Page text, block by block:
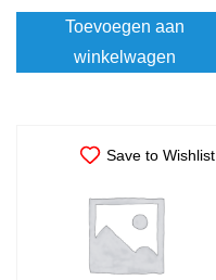
Toevoegen aan
winkelwagen
Save to Wishlist